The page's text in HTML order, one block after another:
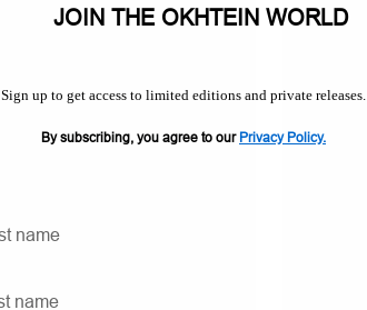
JOIN THE OKHTEIN WORLD
Sign up to get access to limited editions and private releases.
By subscribing, you agree to our Privacy Policy.